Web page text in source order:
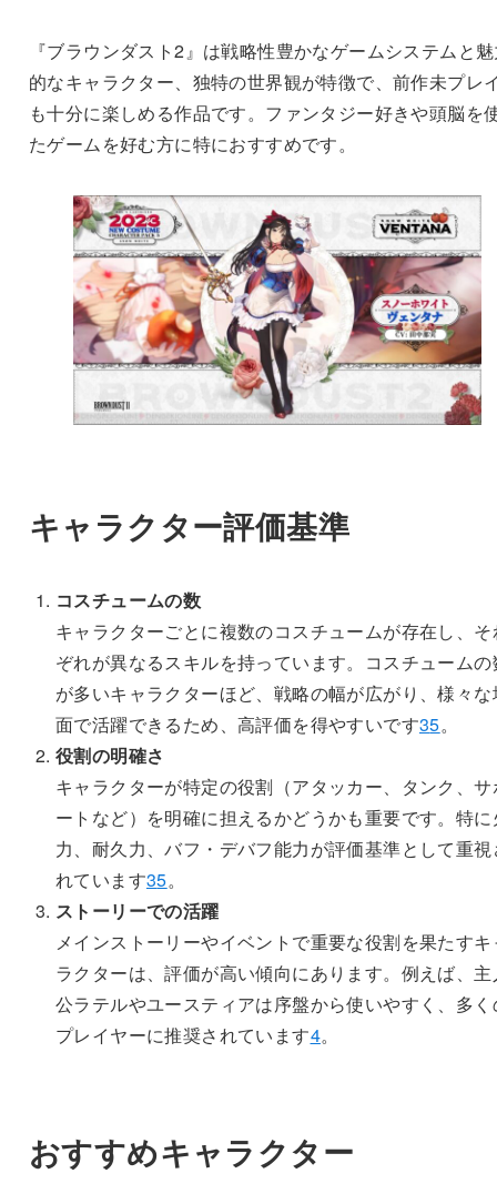
『ブラウンダスト2』は戦略性豊かなゲームシステムと
的なキャラクター、独特の世界観が特徴で、前作未プレ
も十分に楽しめる作品です。ファンタジー好きや頭脳を
たゲームを好む方に特におすすめです。
キャラクター評価基準
コスチュームの数
キャラクターごとに複数のコスチュームが存在し、そ
ぞれが異なるスキルを持っています。コスチュームの
が多いキャラクターほど、戦略の幅が広がり、様々な
面で活躍できるため、高評価を得やすいです35。
役割の明確さ
キャラクターが特定の役割（アタッカー、タンク、サ
ートなど）を明確に担えるかどうかも重要です。特に
力、耐久力、バフ・デバフ能力が評価基準として重視
れています35。
ストーリーでの活躍
メインストーリーやイベントで重要な役割を果たすキ
ラクターは、評価が高い傾向にあります。例えば、主
公ラテルやユースティアは序盤から使いやすく、多く
プレイヤーに推奨されています4。
おすすめキャラクター